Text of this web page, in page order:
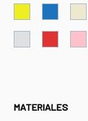
MATERIALES